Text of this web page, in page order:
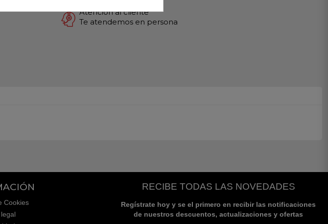
Atención al cliente
Te atendemos en persona
Cookies
RECIBE TODAS LAS NOVEDADES
Regístrate hoy y se el primero en recibir las notificaciones
de nuestros descuentos, actualizaciones y ofertas